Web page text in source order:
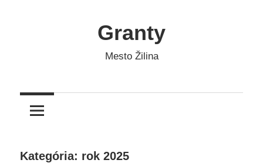
Granty
Mesto Žilina
Kategória: rok 2025